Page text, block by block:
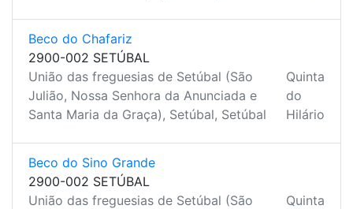
Beco do Chafariz
2900-002 SETÚBAL
União das freguesias de Setúbal (São
Julião, Nossa Senhora da Anunciada e
Santa Maria da Graça), Setúbal, Setúbal
Quinta
do
Hilário
Beco do Sino Grande
2900-002 SETÚBAL
União das freguesias de Setúbal (São
Quinta